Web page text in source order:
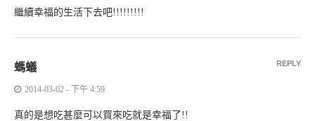
繼續幸福的生活下去吧!!!!!!!!!
螞蟻
2014-03-02 - 下午 4:59
真的是想吃甚麼可以買來吃就是幸福了!!
REPLY